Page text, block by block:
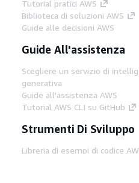
Tutorial pratici AWS
Biblioteca di soluzioni AWS
Guide alle decisioni AWS
Guide All'assistenza
Scegliere un servizio di
generativa
Guide all'assistenza AWS
Tutorial AWS CLI su GitHub
Strumenti Di Sviluppo
Libreria di esempi di codice